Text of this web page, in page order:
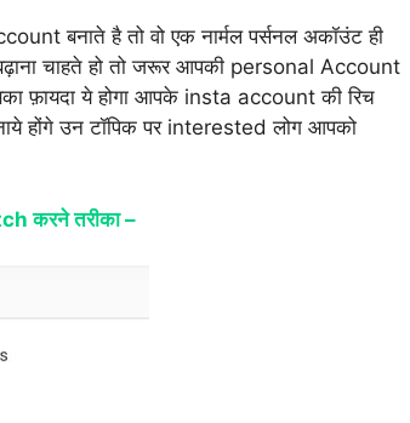
बनाते है तो वो एक नार्मल पर्सनल अकॉउंट ही
चाहते हो तो जरूर आपकी personal Account
फ़ायदा ये होगा आपके insta account की रिच
होंगे उन टॉपिक पर interested लोग आपको
करने तरीका –